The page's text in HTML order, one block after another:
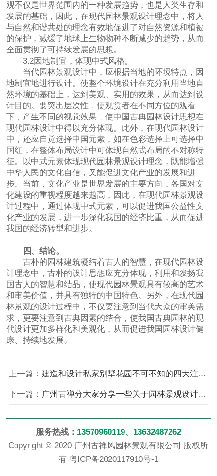
观不仅是世界范围内的一种发展趋势，也是人类生存和
发展的基础，因此，在现代园林景观设计理念中，将人
与自然和谐共处的理念有效地促进了对自然资源和植被
的保护，减缓了地球上生物物种不断减少的趋势，从而
全面贯彻了可持续发展的思想。
3.2因地制宜，体现中式风格。
当代园林景观设计中，应根据当地的环境特点，因
地制宜地进行设计。使整个环境设计在充分利用当地自
然环境的基础上，达到美观、实用的效果，从而达到设
计目的。要突出层次性，使观赏者在不同方位的观看
下，产生不同的视觉效果，使中国古典园林设计思想在
现代园林设计中得以充分体现。此外，在现代园林设计
中，还应自觉选择中国元素，如在色彩选择上可选择中
国红，在整体布局设计中可体现自然式布局的不对称特
征。以中式元素体现现代园林景观设计理念，既能增强
中华人民的文化自信，又能促进文化产业的发展和进
步。当前，文化产业是世界发展的主要方向，各国对文
化建设的重视程度越来越高，因此，在现代园林景观设
计过程中，通过体现中式元素，可以促进我国公益性文
化产业的发展，进一步深化我国的经济比重，从而促进
我国的经济转型和进步。
四、结论。
古朴的园林建筑凝结着古人的智慧，在现代园林设
计理念中，古朴的设计思想应充分体现，利用和发扬我
国古人的智慧和结晶，使现代园林景观具有较高的艺术
和审美价值，并具有独特的中国特色。另外，在现代园
林景观的设计过程中，不仅要注意到当代大众的审美需
求，更要注意到古典因素的结合，使我国古典园林的现
代设计更加多样化和美观化，从而促进我国园林设计健
康、持续地发展。
上一篇： 建造和设计私家别墅花园不可不知的四大注意事项
下一篇： 广州古禅分大家分享一些关于园林景观设计方面的干货
服务热线： 13570960119、13632487262
Copyright © 2020 广州古禅风园林景观有限公司 版权所
有 粤ICP备2020117910号-1